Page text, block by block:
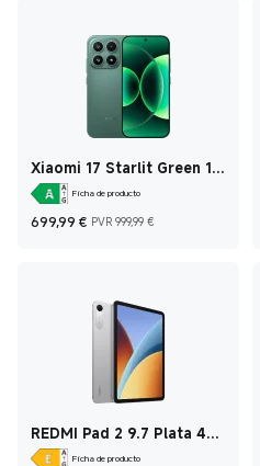
Xiaomi 17 Starlit Green 12
GB + 512 GBFicha de producto
699,99 € Current Price
PVR 999,99 € Precio de
REDMI Pad 2 9.7 Plata 4
GB + 128 GB
Ficha de producto